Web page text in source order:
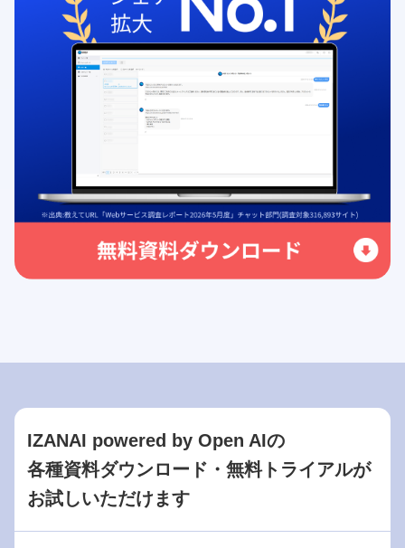
IZANAI powered by Open AIの
各種資料ダウンロード・無料トライアルが
お試しいただけます